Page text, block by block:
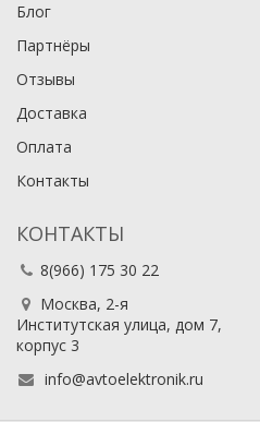
Блог
Партнёры
Отзывы
Доставка
Оплата
Контакты
КОНТАКТЫ
8(966) 175 30 22
Москва, 2-я
Институтская улица, дом 7,
корпус 3
info@avtoelektronik.ru